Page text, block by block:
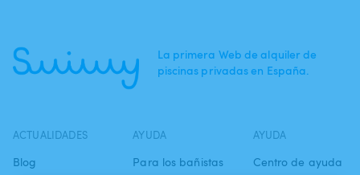
La primera Web de alquiler de
piscinas privadas en España.
ACTUALIDADES
Blog
AYUDA
Para los bañistas
AYUDA
Centro de ayuda